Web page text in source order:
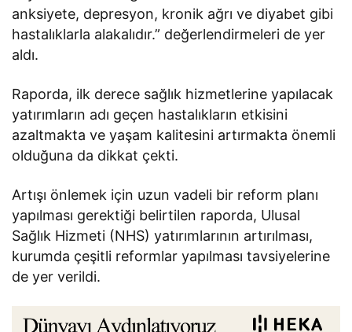
anksiyete, depresyon, kronik ağrı ve diyabet gibi
hastalıklarla alakalıdır.” değerlendirmeleri de yer
aldı.
Raporda, ilk derece sağlık hizmetlerine yapılacak
yatırımların adı geçen hastalıkların etkisini
azaltmakta ve yaşam kalitesini artırmakta önemli
olduğuna da dikkat çekti.
Artışı önlemek için uzun vadeli bir reform planı
yapılması gerektiği belirtilen raporda, Ulusal
Sağlık Hizmeti (NHS) yatırımlarının artırılması,
kurumda çeşitli reformlar yapılması tavsiyelerine
de yer verildi.